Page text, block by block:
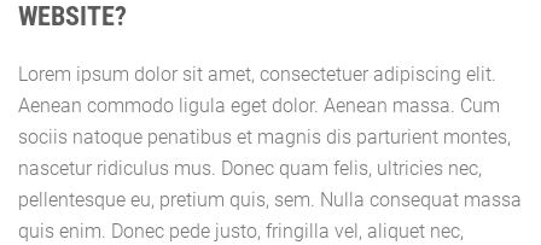
WEBSITE?
Lorem ipsum dolor sit amet, consectetuer adipiscing elit.
Aenean commodo ligula eget dolor. Aenean massa. Cum
sociis natoque penatibus et magnis dis parturient montes,
nascetur ridiculus mus. Donec quam felis, ultricies nec,
pellentesque eu, pretium quis, sem. Nulla consequat massa
quis enim. Donec pede justo, fringilla vel, aliquet nec,